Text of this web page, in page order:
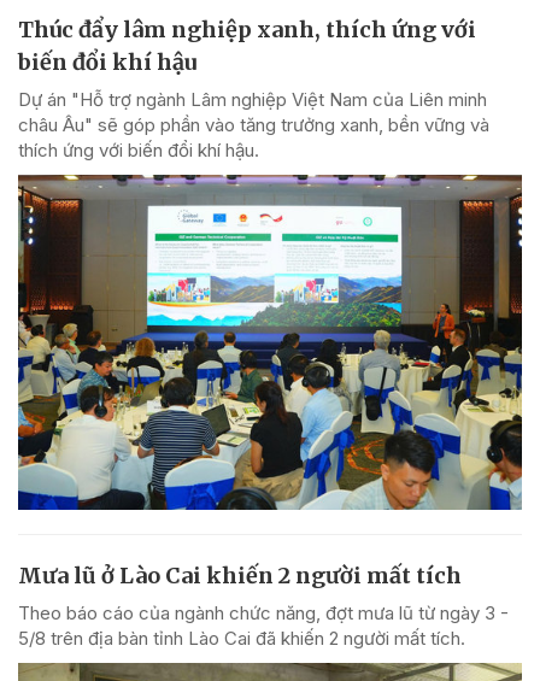
Thúc đẩy lâm nghiệp xanh, thích ứng với
biến đổi khí hậu
Dự án "Hỗ trợ ngành Lâm nghiệp Việt Nam của Liên minh
châu Âu" sẽ góp phần vào tăng trưởng xanh, bền vững và
thích ứng với biến đổi khí hậu.
Mưa lũ ở Lào Cai khiến 2 người mất tích
Theo báo cáo của ngành chức năng, đợt mưa lũ từ ngày 3 -
5/8 trên địa bàn tỉnh Lào Cai đã khiến 2 người mất tích.